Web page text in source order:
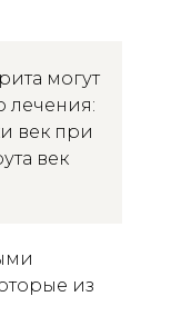
могут
лечения:
век при
век
из